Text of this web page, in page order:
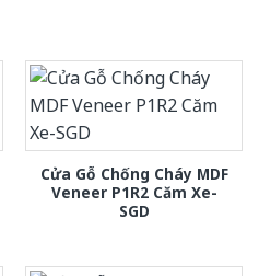
Cửa Gỗ Chống Cháy MDF
Veneer P1R2 Căm Xe-
SGD